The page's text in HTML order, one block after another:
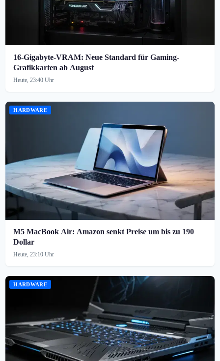
16-Gigabyte-VRAM: Neue Standard für Gaming-
Grafikkarten ab August
Heute, 23:40 Uhr
HARDWARE
M5 MacBook Air: Amazon senkt Preise um bis zu 190
Dollar
Heute, 23:10 Uhr
HARDWARE